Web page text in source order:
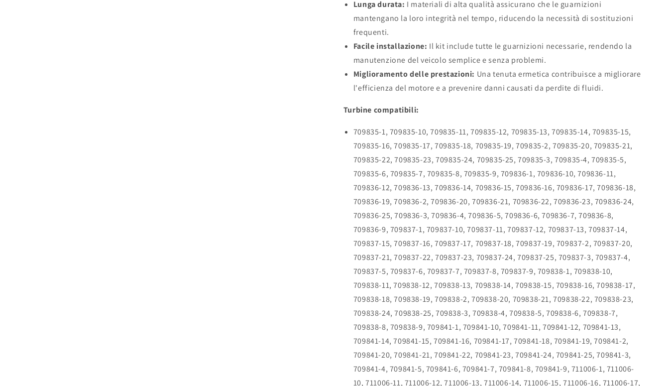
Lunga durata: I materiali di alta qualità assicurano che le guarnizioni
mantengano la loro integrità nel tempo, riducendo la necessità di sostituzioni
frequenti.
Facile installazione: Il kit include tutte le guarnizioni necessarie, rendendo la
manutenzione del veicolo semplice e senza problemi.
Miglioramento delle prestazioni: Una tenuta ermetica contribuisce a migliorare
l'efficienza del motore e a prevenire danni causati da perdite di fluidi.
Turbine compatibili:
709835-1, 709835-10, 709835-11, 709835-12, 709835-13, 709835-14, 709835-15,
709835-16, 709835-17, 709835-18, 709835-19, 709835-2, 709835-20, 709835-21,
709835-22, 709835-23, 709835-24, 709835-25, 709835-3, 709835-4, 709835-5,
709835-6, 709835-7, 709835-8, 709835-9, 709836-1, 709836-10, 709836-11,
709836-12, 709836-13, 709836-14, 709836-15, 709836-16, 709836-17, 709836-18,
709836-19, 709836-2, 709836-20, 709836-21, 709836-22, 709836-23, 709836-24,
709836-25, 709836-3, 709836-4, 709836-5, 709836-6, 709836-7, 709836-8,
709836-9, 709837-1, 709837-10, 709837-11, 709837-12, 709837-13, 709837-14,
709837-15, 709837-16, 709837-17, 709837-18, 709837-19, 709837-2, 709837-20,
709837-21, 709837-22, 709837-23, 709837-24, 709837-25, 709837-3, 709837-4,
709837-5, 709837-6, 709837-7, 709837-8, 709837-9, 709838-1, 709838-10,
709838-11, 709838-12, 709838-13, 709838-14, 709838-15, 709838-16, 709838-17,
709838-18, 709838-19, 709838-2, 709838-20, 709838-21, 709838-22, 709838-23,
709838-24, 709838-25, 709838-3, 709838-4, 709838-5, 709838-6, 709838-7,
709838-8, 709838-9, 709841-1, 709841-10, 709841-11, 709841-12, 709841-13,
709841-14, 709841-15, 709841-16, 709841-17, 709841-18, 709841-19, 709841-2,
709841-20, 709841-21, 709841-22, 709841-23, 709841-24, 709841-25, 709841-3,
709841-4, 709841-5, 709841-6, 709841-7, 709841-8, 709841-9, 711006-1, 711006-
10, 711006-11, 711006-12, 711006-13, 711006-14, 711006-15, 711006-16, 711006-17,